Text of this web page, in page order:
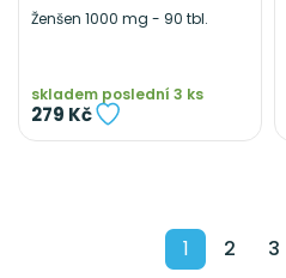
Ženšen 1000 mg - 90 tbl.
skladem poslední 3 ks
279 Kč
1 2 3